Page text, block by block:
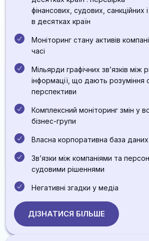
фінансових, судових, санкційних
в десятках країн
Моніторинг стану активів
часі
Мільярди графічних звʼязків між
інформації, що дають розуміння
перспективи
Комплексний моніторинг змін у
бізнес-групи
Власна корпоративна база
Звʼязки між компаніями та
судовими рішеннями
Негативні згадки у медіа
ДІЗНАТИСЯ БІЛЬШЕ